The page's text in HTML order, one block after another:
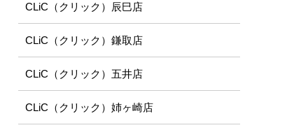
CLiC（クリック）辰巳店
CLiC（クリック）鎌取店
CLiC（クリック）五井店
CLiC（クリック）姉ヶ崎店